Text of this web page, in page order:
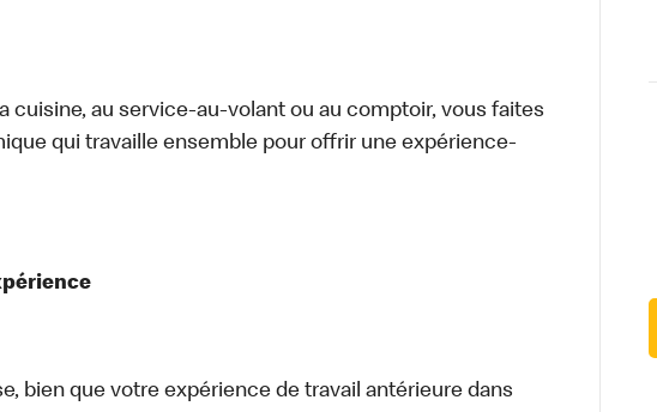
cuisine, au service-au-volant ou au comptoir, vous faites
qui travaille ensemble pour offrir une expérience-
bien que votre expérience de travail antérieure dans